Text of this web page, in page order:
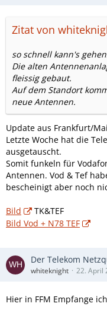
Zitat von
so schnell kann's
Die alten
fleissig gebaut.
Auf dem Standort
neue Antennen.
Update aus Frankfurt/
Letzte Woche hat die
ausgetauscht.
Somit funkeln für
Antennen. Vod & Tef
bescheinigt aber noch
Bild
TK&TEF
Bild Vod + N78 TEF
Der Telekom
whiteknight 22. April
Hier in FFM Empfange